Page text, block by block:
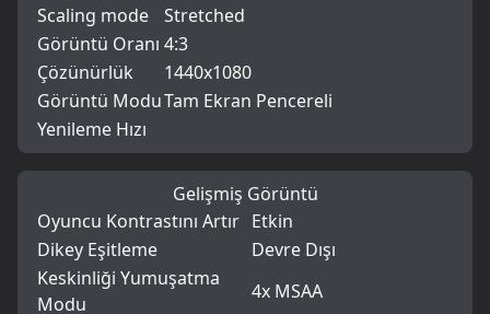
Scaling mode
Stretched
Görüntü Oranı 4:3
Çözünürlük
1440x1080
Görüntü ModuTam Ekran Pencereli
Yenileme Hızı
Gelişmiş Görüntü
Oyuncu Kontrastını Artır Etkin
Dikey Eşitleme
Devre Dışı
Keskinliği Yumuşatma
Modu
4x MSAA